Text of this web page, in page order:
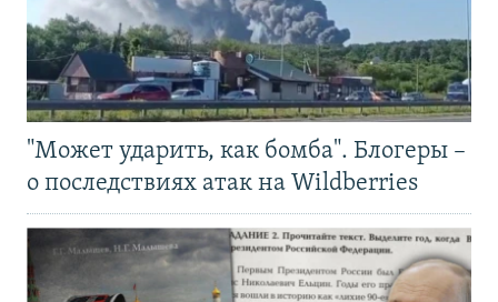
"Может ударить, как бомба". Блогеры –
о последствиях атак на Wildberries